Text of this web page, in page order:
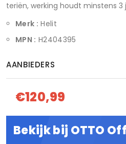
teriën, werking houdt minstens 3
Merk : Helit
MPN : H2404395
AANBIEDERS
€120,99
Bekijk bij OTTO